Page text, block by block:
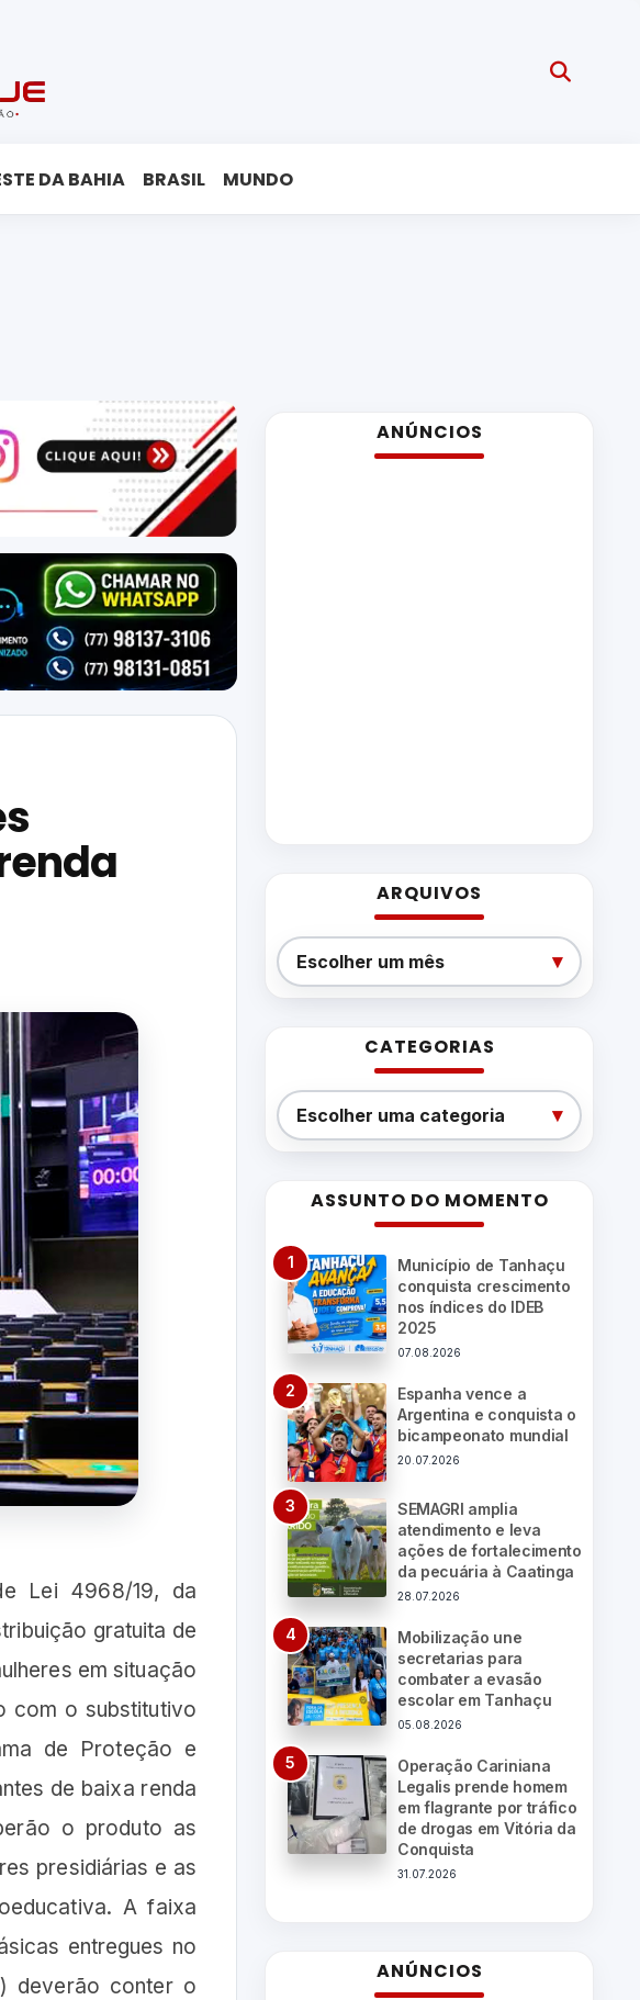
DA BAHIA BRASIL MUNDO
Lei 4968/19, da
gratuita de
em situação
com o substitutivo
de Proteção e
de baixa renda
o produto as
presidiárias e as
A faixa
entregues no
deverão conter o
ANÚNCIOS
ARQUIVOS
Arquivos
Escolher um mês ▾
CATEGORIAS
Categorias
Escolher uma categoria ▾
ASSUNTO DO MOMENTO
Município de Tanhaçu
conquista crescimento
nos índices do IDEB
2025
07.08.2026
Espanha vence a
Argentina e conquista o
bicampeonato mundial
20.07.2026
SEMAGRI amplia
atendimento e leva
ações de fortalecimento
da pecuária à Caatinga
28.07.2026
Mobilização une
secretarias para
combater a evasão
escolar em Tanhaçu
05.08.2026
Operação Cariniana
Legalis prende homem
em flagrante por tráfico
de drogas em Vitória da
Conquista
31.07.2026
ANÚNCIOS